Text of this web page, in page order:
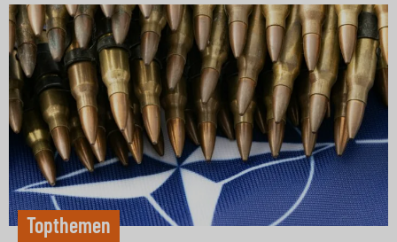
Topthemen